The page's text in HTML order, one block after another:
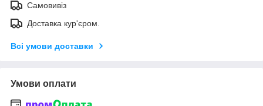
Самовивіз
Доставка кур'єром.
Всі умови доставки
Умови оплати